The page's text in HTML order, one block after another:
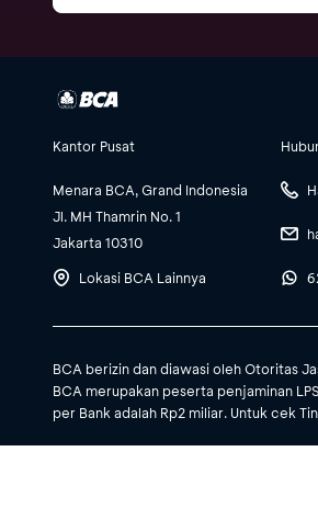
Kantor Pusat
Menara BCA, Grand Indonesia
Jl. MH Thamrin No. 1
Jakarta 10310
Lokasi BCA Lainnya
BCA berizin dan diawasi oleh Otoritas
BCA merupakan peserta penjaminan
per Bank adalah Rp2 miliar. Untuk cek